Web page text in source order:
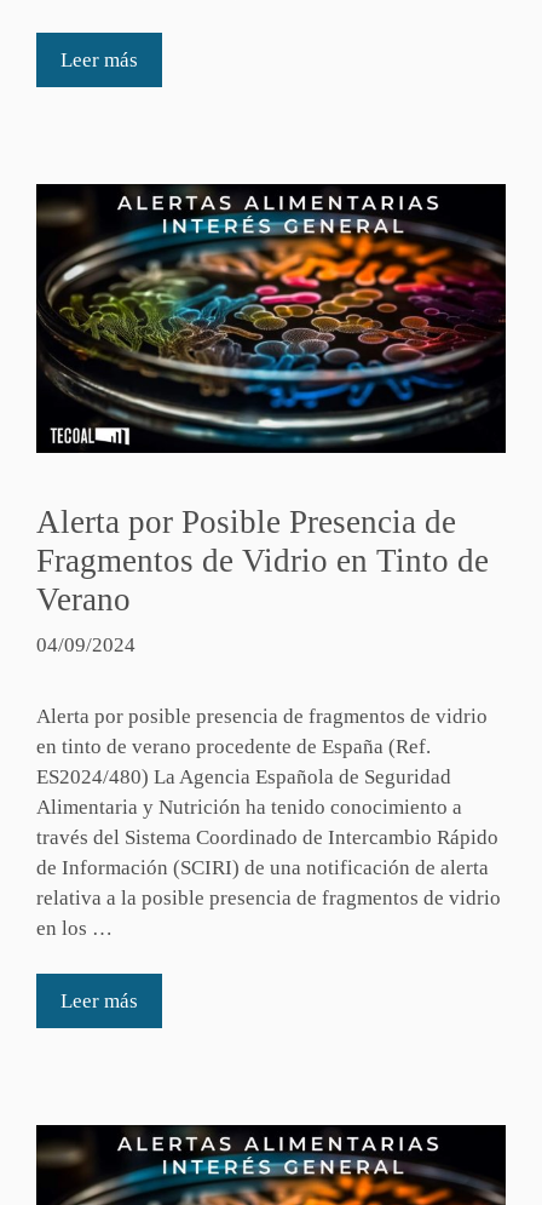
Leer más
Alerta por Posible Presencia de
Fragmentos de Vidrio en Tinto de
Verano
04/09/2024
Alerta por posible presencia de fragmentos de vidrio
en tinto de verano procedente de España (Ref.
ES2024/480) La Agencia Española de Seguridad
Alimentaria y Nutrición ha tenido conocimiento a
través del Sistema Coordinado de Intercambio Rápido
de Información (SCIRI) de una notificación de alerta
relativa a la posible presencia de fragmentos de vidrio
en los …
Leer más